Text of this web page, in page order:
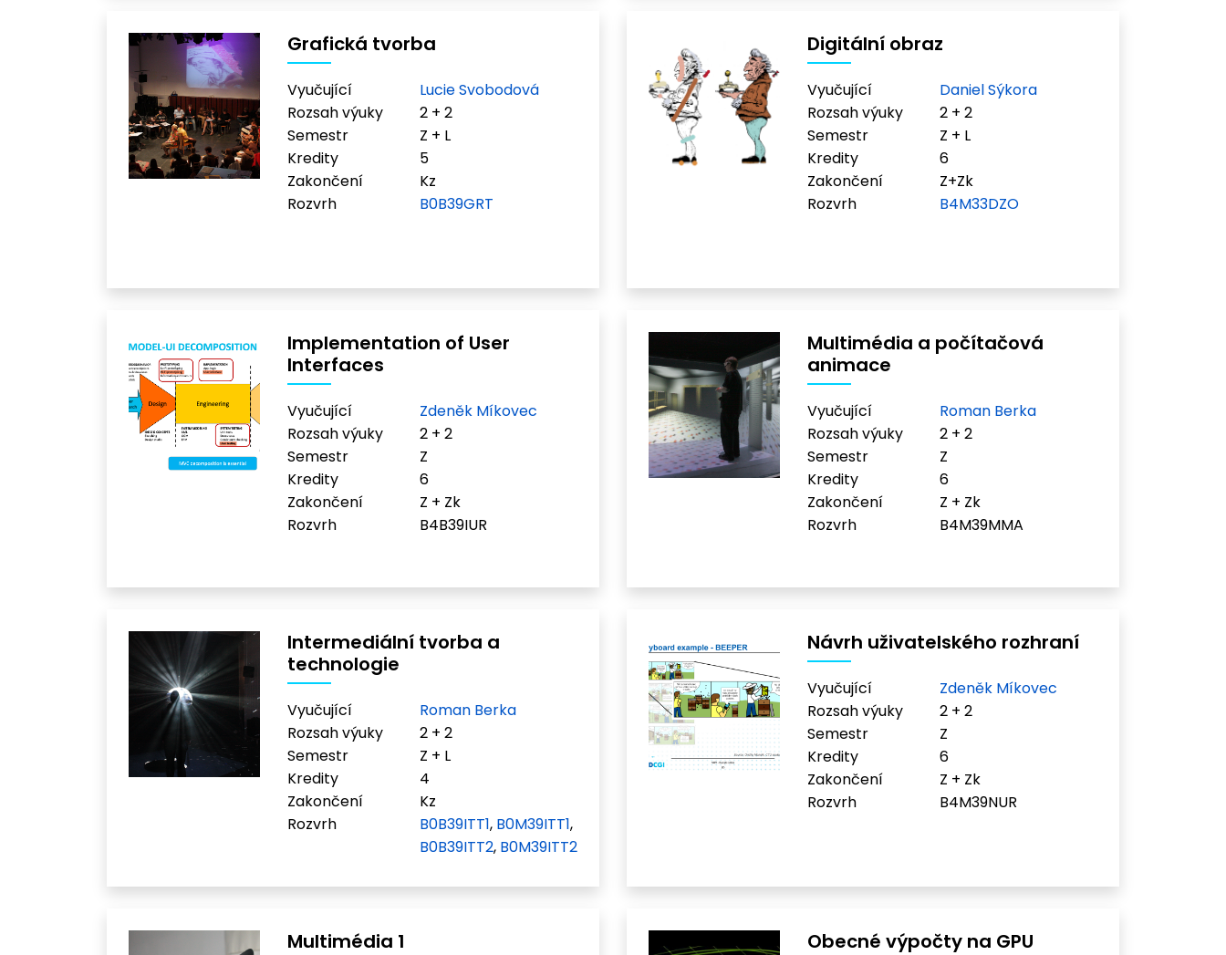
Grafická tvorba
Vyučující
Lucie Svobodová
Rozsah výuky
2 + 2
Semestr
Z + L
Kredity
5
Zakončení
Kz
Rozvrh
B0B39GRT
Implementation of User
Interfaces
Vyučující
Zdeněk Míkovec
Rozsah výuky
2 + 2
Semestr
Z
Kredity
6
Zakončení
Z + Zk
Rozvrh
B4B39IUR
Intermediální tvorba a
technologie
Vyučující
Roman Berka
Rozsah výuky
2 + 2
Semestr
Z + L
Kredity
4
Zakončení
Kz
Rozvrh
B0B39ITT1, B0M39ITT1,
B0B39ITT2, B0M39ITT2
Multimédia 1
Digitální obraz
Vyučující
Daniel Sýkora
Rozsah výuky
2 + 2
Semestr
Z + L
Kredity
6
Zakončení
Z+Zk
Rozvrh
B4M33DZO
Multimédia a počítačová
animace
Vyučující
Roman Berka
Rozsah výuky
2 + 2
Semestr
Z
Kredity
6
Zakončení
Z + Zk
Rozvrh
B4M39MMA
Návrh uživatelského rozhraní
Vyučující
Zdeněk Míkovec
Rozsah výuky
2 + 2
Semestr
Z
Kredity
6
Zakončení
Z + Zk
Rozvrh
B4M39NUR
Obecné výpočty na GPU